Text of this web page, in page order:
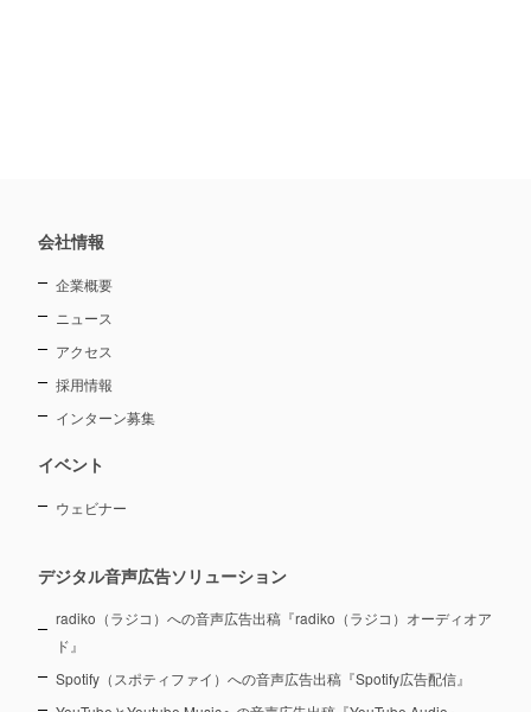
会社情報
企業概要
ニュース
アクセス
採用情報
インターン募集
イベント
ウェビナー
デジタル音声広告ソリューション
radiko（ラジコ）への音声広告出稿『radiko（ラジコ）オーディオア
ド』
Spotify（スポティファイ）への音声広告出稿『Spotify広告配信』